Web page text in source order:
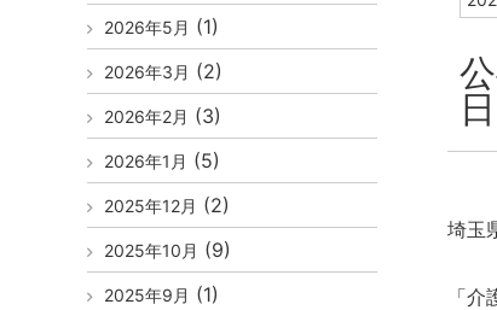
日
埼玉
「
2026年5月 (1)
2026年3月 (2)
2026年2月 (3)
2026年1月 (5)
2025年12月 (2)
2025年10月 (9)
2025年9月 (1)